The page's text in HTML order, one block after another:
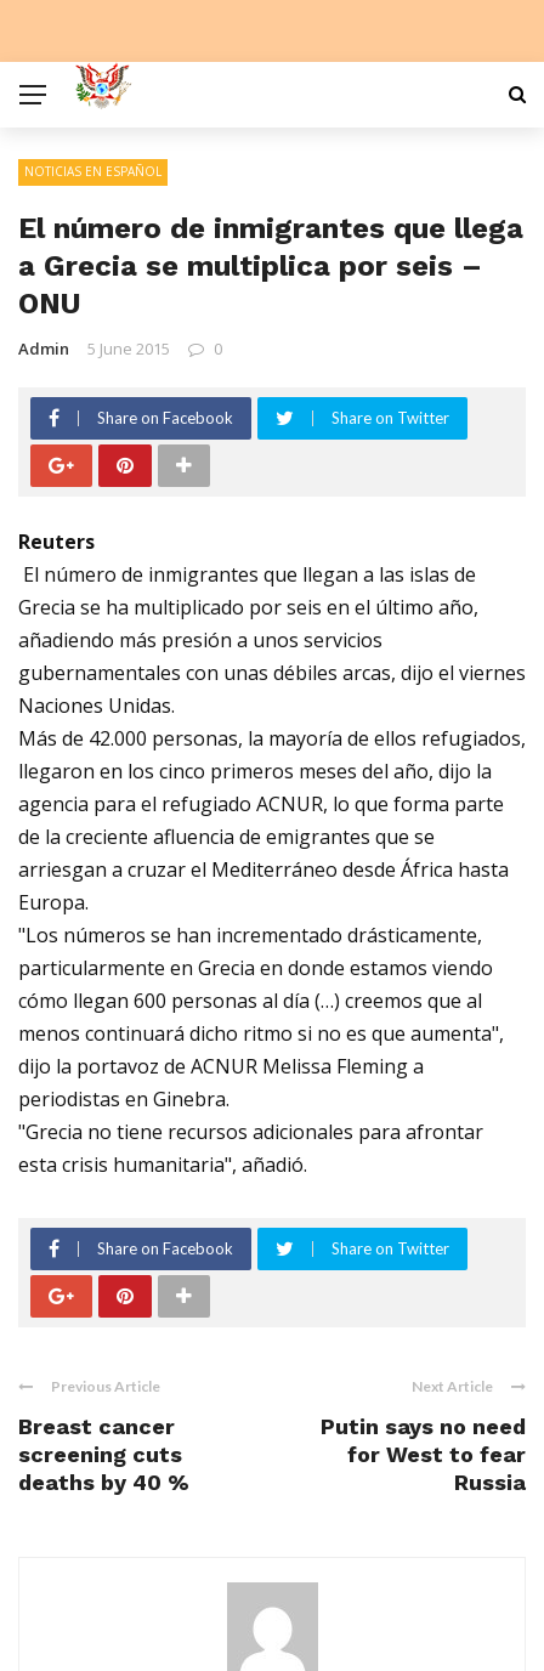
NOTICIAS EN ESPAÑOL
El número de inmigrantes que llega
a Grecia se multiplica por seis –
ONU
Admin 5 June 2015 0
Share on Facebook Share on Twitter
Reuters
El número de inmigrantes que llegan a las islas de
Grecia se ha multiplicado por seis en el último año,
añadiendo más presión a unos servicios
gubernamentales con unas débiles arcas, dijo el viernes
Naciones Unidas.
Más de 42.000 personas, la mayoría de ellos refugiados,
llegaron en los cinco primeros meses del año, dijo la
agencia para el refugiado ACNUR, lo que forma parte
de la creciente afluencia de emigrantes que se
arriesgan a cruzar el Mediterráneo desde África hasta
Europa.
"Los números se han incrementado drásticamente,
particularmente en Grecia en donde estamos viendo
cómo llegan 600 personas al día (…) creemos que al
menos continuará dicho ritmo si no es que aumenta",
dijo la portavoz de ACNUR Melissa Fleming a
periodistas en Ginebra.
"Grecia no tiene recursos adicionales para afrontar
esta crisis humanitaria", añadió.
Share on Facebook Share on Twitter
Previous Article
Breast cancer
screening cuts
deaths by 40 %
Next Article
Putin says no need
for West to fear
Russia